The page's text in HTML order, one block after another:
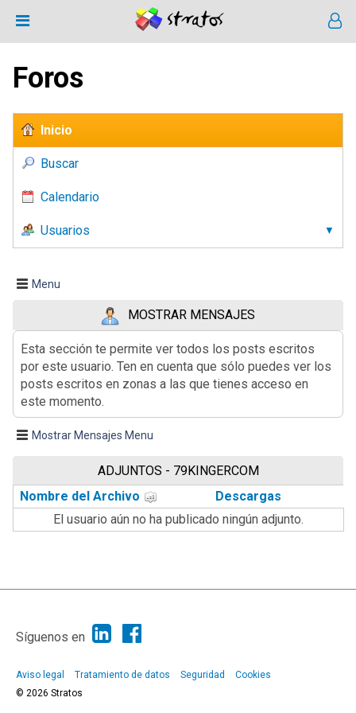
Foros
Inicio
Buscar
Calendario
Usuarios
Menu
MOSTRAR MENSAJES
Esta sección te permite ver todos los posts escritos
por este usuario. Ten en cuenta que sólo puedes ver los
posts escritos en zonas a las que tienes acceso en
este momento.
Mostrar Mensajes Menu
ADJUNTOS - 79KINGERCOM
Nombre del Archivo
Descargas
El usuario aún no ha publicado ningún adjunto.
|
Síguenos en
Aviso legal Tratamiento de datos Seguridad
Cookies
© 2026 Stratos